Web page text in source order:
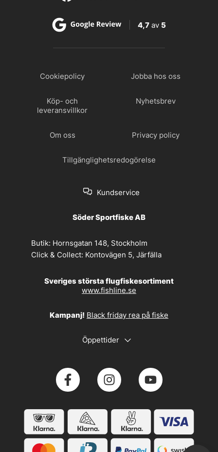
4,7 av 5
Cookiepolicy Jobba hos oss
Köp- och
leveransvillkor
Nyhetsbrev
Om oss Privacy policy
Tillgänglighetsredogörelse
Kundservice
Söder Sportfiske AB
Butik: Hornsgatan 148, Stockholm
Click & Collect: Kontovägen 5, Järfälla
Sveriges största flugfiskesortiment
www.fishline.se
Kampanj! Black friday rea på fiske
Öppettider